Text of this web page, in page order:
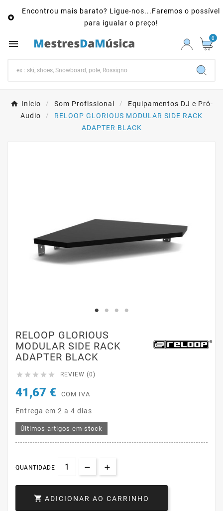

Encontrou mais barato? Ligue-nos...Faremos o possível
para igualar o preço!
 0
Início Som Profissional
Equipamentos DJ e Pró-
Audio
RELOOP GLORIOUS MODULAR SIDE RACK
ADAPTER BLACK
RELOOP GLORIOUS
MODULAR SIDE RACK
ADAPTER BLACK
     REVIEW (0)
41,67 € COM IVA
Entrega em 2 a 4 dias
Últimos artigos em stock
QUANTIDADE
 ADICIONAR AO CARRINHO